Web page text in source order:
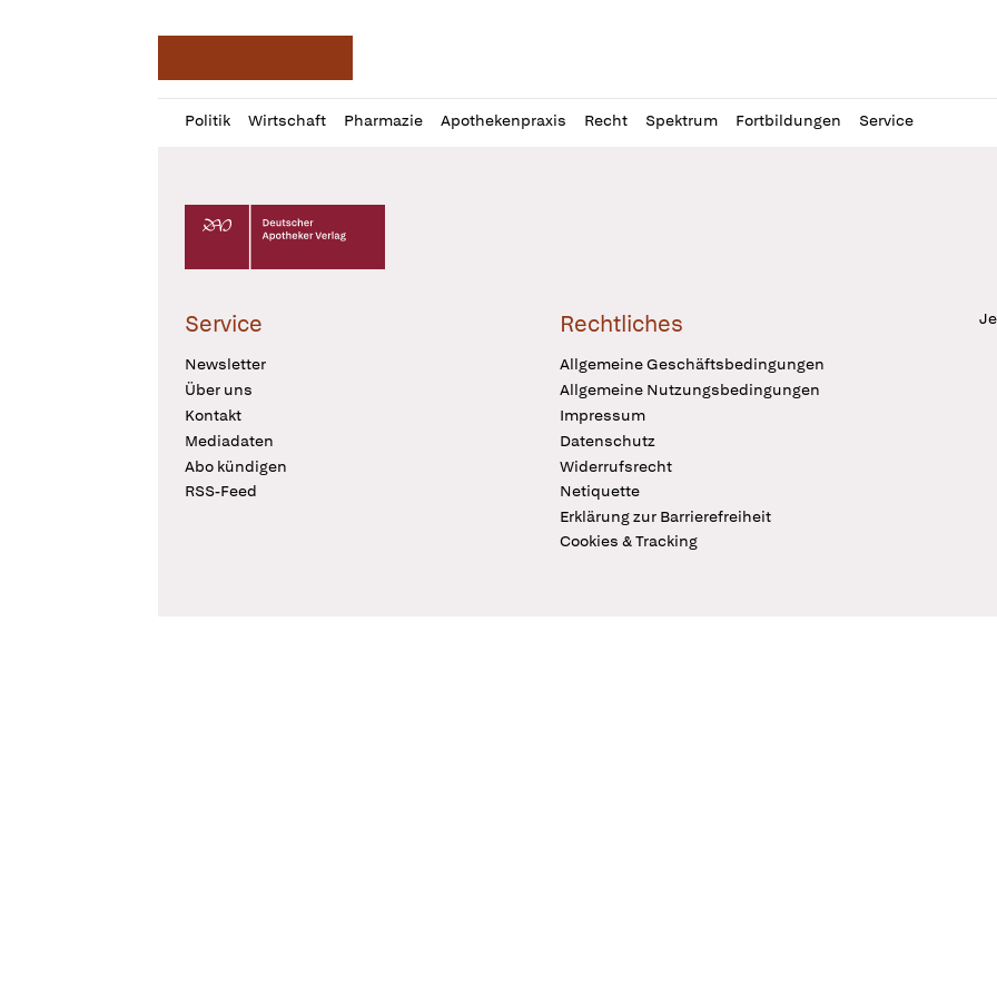
Politik Wirtschaft Pharmazie Apothekenpraxis Recht Spektrum Fortbildungen Service
Profil
öffnen
Daz
Pur
Deutscher Apotheker Verlag Logo
Service
Newsletter
Über uns
Kontakt
Mediadaten
Abo kündigen
RSS-Feed
Rechtliches
Allgemeine Geschäftsbedingungen
Allgemeine Nutzungsbedingungen
Impressum
Datenschutz
Widerrufsrecht
Netiquette
Erklärung zur Barrierefreiheit
Cookies & Tracking